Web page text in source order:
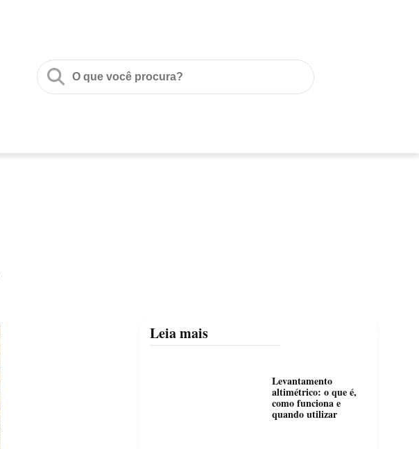
Leia mais
Levantamento
altimétrico: o que é,
como funciona e
quando utilizar